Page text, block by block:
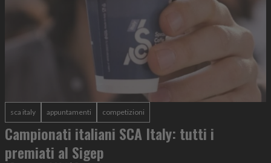
sca italy appuntamenti competizioni
Campionati italiani SCA Italy: tutti i
premiati al Sigep